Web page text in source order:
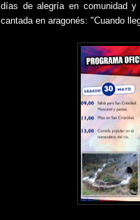
días de alegría en comunidad
cantada en aragonés: "Cuando